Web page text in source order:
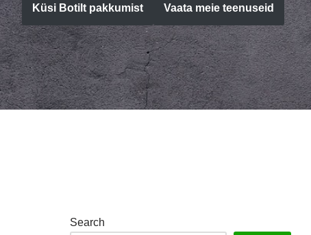
Küsi Botilt pakkumist Vaata meie teenuseid
Search